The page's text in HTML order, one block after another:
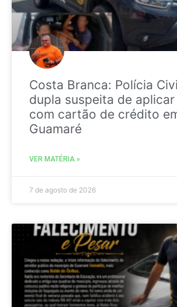
Costa Branca: Polícia
dupla suspeita de
com cartão de crédito
Guamaré
VER MATÉRIA »
7 de agosto de 2026